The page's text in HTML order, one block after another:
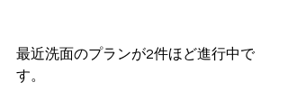
最近洗面のプランが2件ほど進行中で
す。